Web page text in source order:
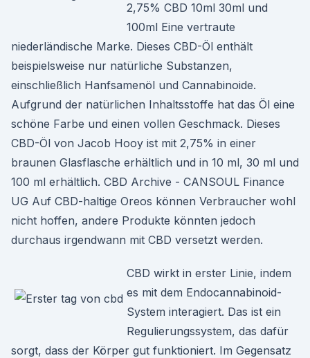
2,75% CBD 10ml 30ml und
100ml Eine vertraute
niederländische Marke. Dieses CBD-Öl enthält
beispielsweise nur natürliche Substanzen,
einschließlich Hanfsamenöl und Cannabinoide.
Aufgrund der natürlichen Inhaltsstoffe hat das Öl eine
schöne Farbe und einen vollen Geschmack. Dieses
CBD-Öl von Jacob Hooy ist mit 2,75% in einer
braunen Glasflasche erhältlich und in 10 ml, 30 ml und
100 ml erhältlich. CBD Archive - CANSOUL Finance
UG Auf CBD-haltige Oreos können Verbraucher wohl
nicht hoffen, andere Produkte könnten jedoch
durchaus irgendwann mit CBD versetzt werden.
CBD wirkt in erster Linie, indem
es mit dem Endocannabinoid-
System interagiert. Das ist ein
Regulierungssystem, das dafür
sorgt, dass der Körper gut funktioniert. Im Gegensatz